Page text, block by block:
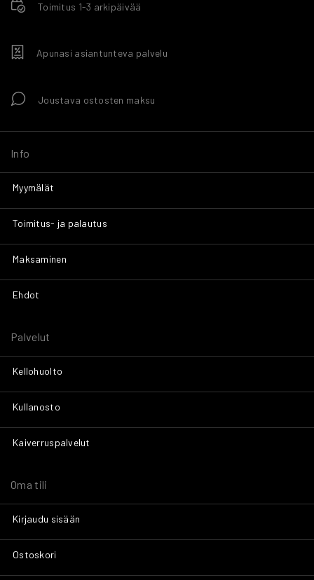
Toimitus 1-3 arkipäivää
Apunasi asiantunteva palvelu
Joustava ostosten maksu
Info
Myymälät
Toimitus- ja palautus
Maksaminen
Ehdot
Palvelut
Kellohuolto
Kullanosto
Kaiverruspalvelut
Oma tili
Kirjaudu sisään
Ostoskori